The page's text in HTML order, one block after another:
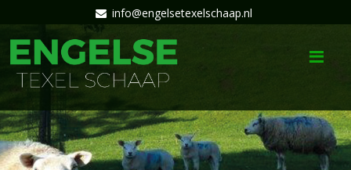
info@engelsetexelschaap.nl